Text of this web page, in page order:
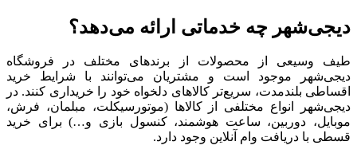
دیجی‌شهر چه خدماتی ارائه می‌دهد؟
طیف وسیعی از محصولات از برندهای مختلف در فروشگاه
دیجی‌شهر موجود است و مشتریان می‌توانند با شرایط خرید
اقساطی بلندمدت، سریع‌تر کالاهای دلخواه خود را خریداری کنند. در
دیجی‌شهر انواع مختلفی از کالاها (موتورسیکلت، مبلمان، فرش،
موبایل، دوربین، ساعت هوشمند، کنسول بازی و…) برای خرید
قسطی با دریافت وام آنلاین وجود دارد.